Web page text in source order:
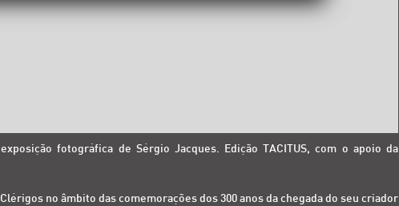
exposição fotográfica de Sérgio Jacques. Edição TACITUS, com o apoio da
no âmbito das comemorações dos 300 anos da chegada do seu criador